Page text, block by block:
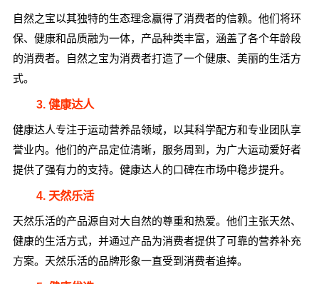
自然之宝以其独特的生态理念赢得了消费者的信赖。他们将环
保、健康和品质融为一体，产品种类丰富，涵盖了各个年龄段
的消费者。自然之宝为消费者打造了一个健康、美丽的生活方
式。
3. 健康达人
健康达人专注于运动营养品领域，以其科学配方和专业团队享
誉业内。他们的产品定位清晰，服务周到，为广大运动爱好者
提供了强有力的支持。健康达人的口碑在市场中稳步提升。
4. 天然乐活
天然乐活的产品源自对大自然的尊重和热爱。他们主张天然、
健康的生活方式，并通过产品为消费者提供了可靠的营养补充
方案。天然乐活的品牌形象一直受到消费者追捧。